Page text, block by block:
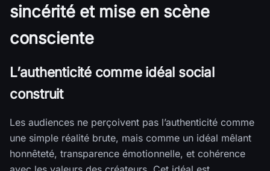
sincérité et mise en scène
consciente
L’authenticité comme idéal social
construit
Les audiences ne perçoivent pas l’authenticité comme
une simple réalité brute, mais comme un idéal mêlant
honnêteté, transparence émotionnelle, et cohérence